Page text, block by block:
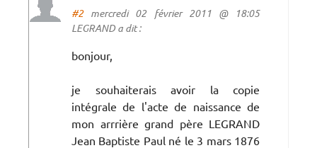
#2mercredi 02 février 2011 @ 18:05
LEGRAND a dit :
bonjour,
je souhaiterais avoir la copie
intégrale de l'acte de naissance de
mon arrrière grand père LEGRAND
Jean Baptiste Paul né le 3 mars 1876